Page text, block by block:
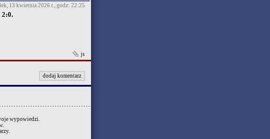
13 kwietnia 2026 r., godz: 22:25
2:0.
js
dodaj komentarz
wypowiedzi.